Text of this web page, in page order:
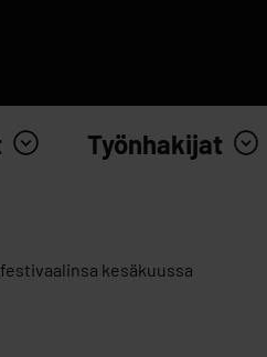
Työnhakijat
kesäkuussa